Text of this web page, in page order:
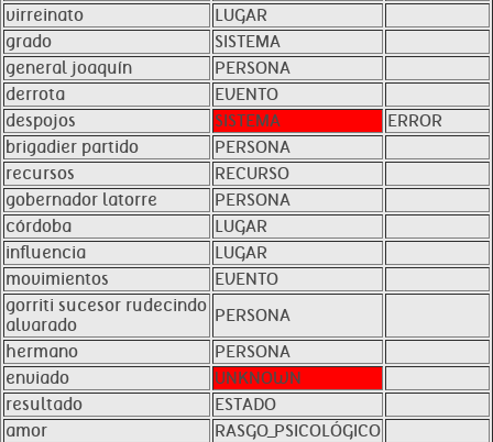
virreinato
LUGAR
grado
SISTEMA
general joaquín
PERSONA
derrota
EVENTO
despojos
SISTEMA
ERROR
brigadier partido
PERSONA
recursos
RECURSO
gobernador latorre
PERSONA
córdoba
LUGAR
influencia
LUGAR
movimientos
EVENTO
gorriti sucesor rudecindo
alvarado
PERSONA
hermano
PERSONA
enviado
UNKNOWN
resultado
ESTADO
amor
RASGO_PSICOLÓGICO